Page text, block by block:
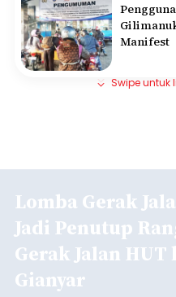
Manifest
Swipe untuk
Lomba Gerak
Jadi Penutup
Gerak Jalan HUT
Gianyar